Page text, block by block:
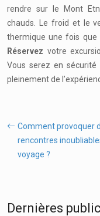
rendre sur le Mont
chauds. Le froid et le
thermique une fois que
Réservez votre
Vous serez en
pleinement de
Comment provoquer
rencontres
voyage ?
Dernières